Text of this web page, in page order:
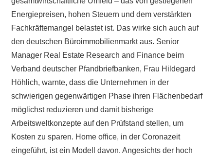
Energiepreisen, hohen Steuern und dem verstärkten
Fachkräftemangel belastet ist. Das wirke sich auch auf
den deutschen Büroimmobilienmarkt aus. Senior
Manager Real Estate Research and Finance beim
Verband deutscher Pfandbriefbanken, Frau Hildegard
Höhlich, warnte, dass die Unternehmen in der
schwierigen gegenwärtigen Phase ihren Flächenbedarf
möglichst reduzieren und damit bisherige
Arbeitsweltkonzepte auf den Prüfstand stellen, um
Kosten zu sparen. Home office, in der Coronazeit
eingeführt, ist ein Modell davon. Angesichts der hoch